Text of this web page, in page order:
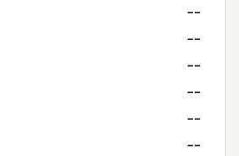
--
--
--
--
--
--